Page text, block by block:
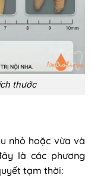
thước
nhỏ hoặc vừa và
là các phương
tạm thời: